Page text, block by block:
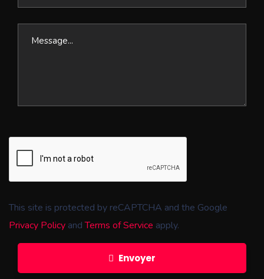
This site is protected by reCAPTCHA and the Google
Privacy Policy andTerms of Service apply.
Envoyer